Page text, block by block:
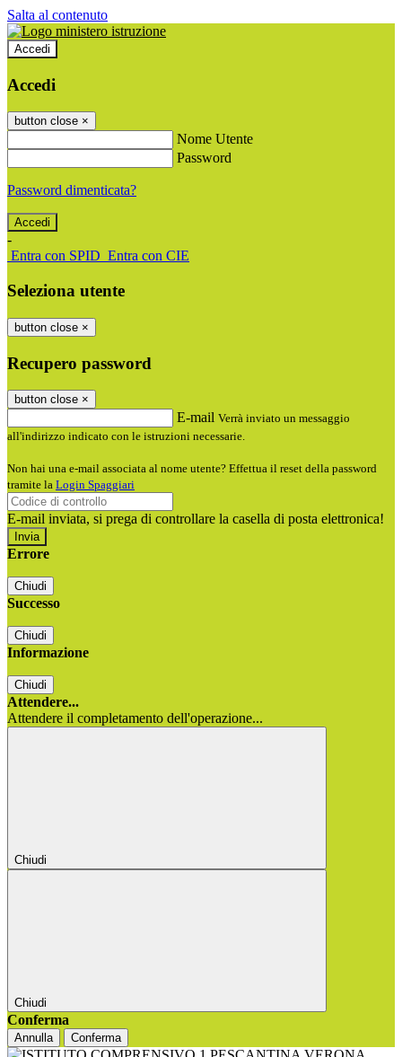
Salta al contenuto
Accedi
Accedi
button close ×
Nome Utente
Password
Password dimenticata?
-
Entra con SPID Entra con CIE
Seleziona utente
button close ×
Recupero password
button close ×
E-mail Verrà inviato un messaggio
all'indirizzo indicato con le istruzioni necessarie.
Non hai una e-mail associata al nome utente? Effettua il reset della password
tramite la Login Spaggiari
E-mail inviata, si prega di controllare la casella di posta elettronica!
Errore
Chiudi
Successo
Chiudi
Informazione
Chiudi
Attendere...
Attendere il completamento dell'operazione...
Chiudi
Chiudi
Conferma
Annulla Conferma